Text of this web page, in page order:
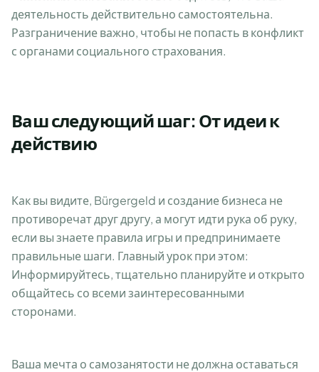
деятельность действительно самостоятельна.
Разграничение важно, чтобы не попасть в конфликт
с органами социального страхования.
Ваш следующий шаг: От идеи к
действию
Как вы видите, Bürgergeld и создание бизнеса не
противоречат друг другу, а могут идти рука об руку,
если вы знаете правила игры и предпринимаете
правильные шаги. Главный урок при этом:
Информируйтесь, тщательно планируйте и открыто
общайтесь со всеми заинтересованными
сторонами.
Ваша мечта о самозанятости не должна оставаться